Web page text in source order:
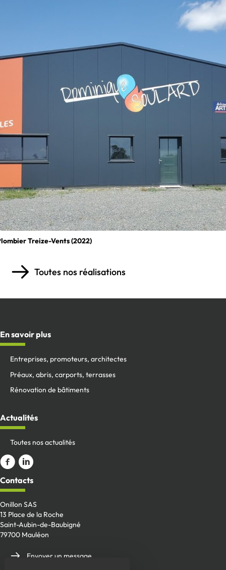
Treize-Vents (2022)
Toutes nos réalisations
En savoir plus
Entreprises, promoteurs, architectes
Préaux, abris, carports, terrasses
Rénovation de bâtiments
Actualités
Toutes nos actualités
Aller sur la page Facebook
ALler sur le compte Linkedin
Contacts
Onillon SAS
13 Place de la Roche
Saint-Aubin-de-Baubigné
79700 Mauléon
Envoyer un message